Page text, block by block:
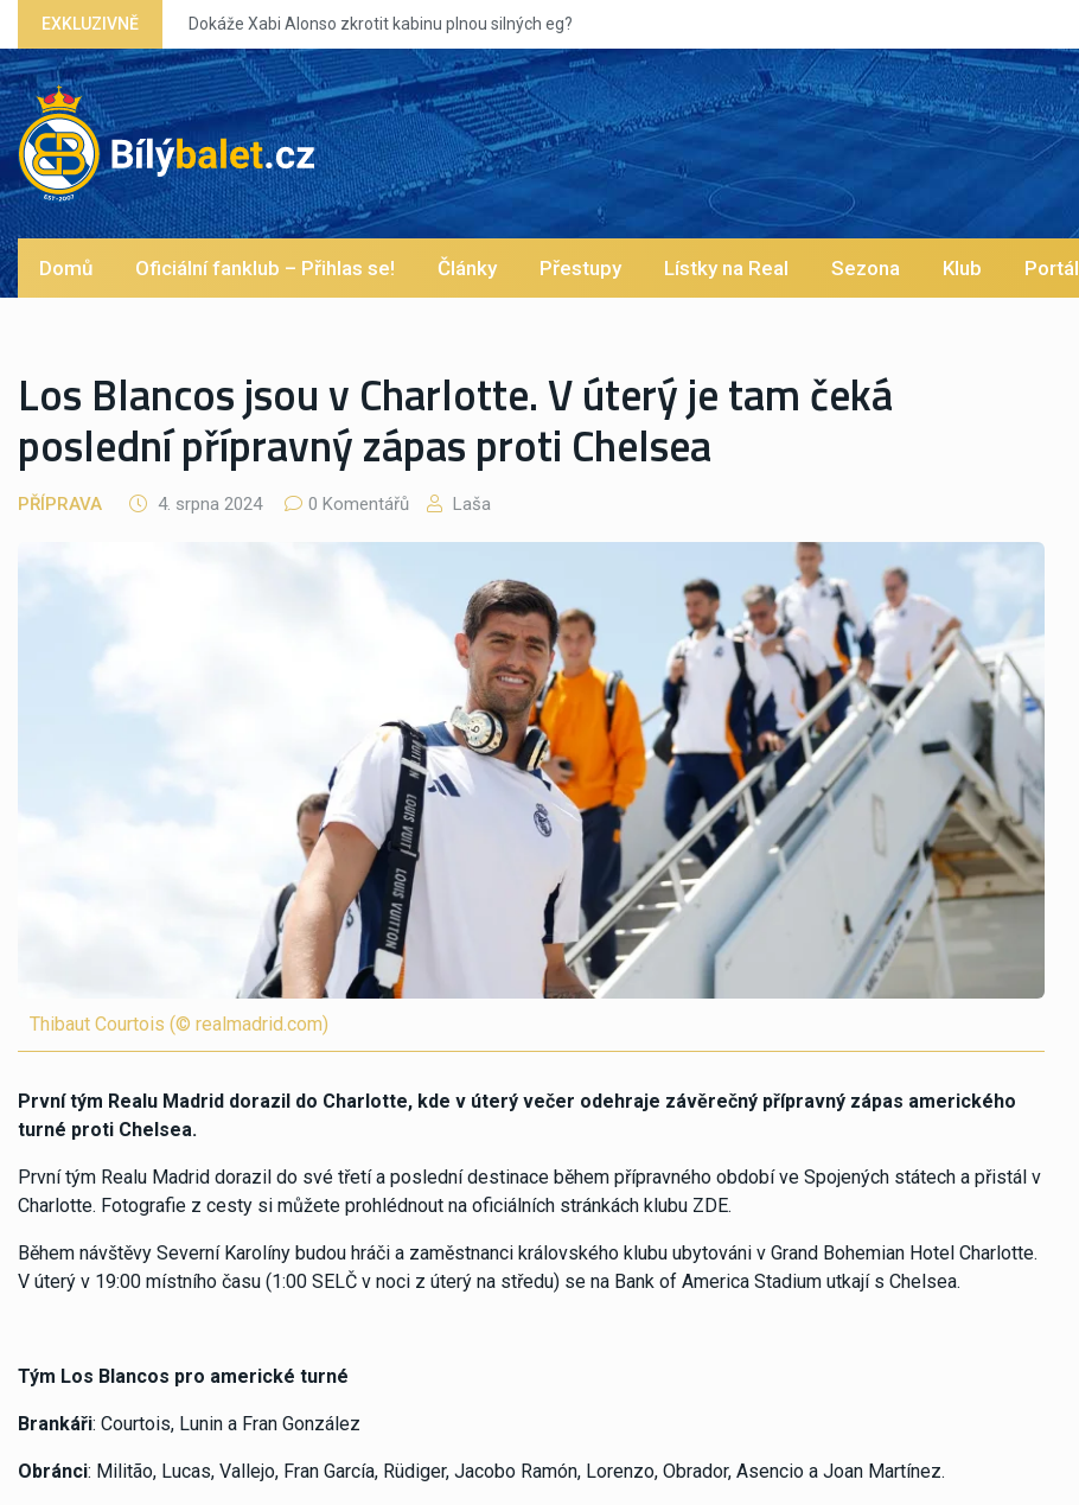
EXKLUZIVNĚDokáže Xabi Alonso zkrotit kabinu plnou silných eg?
Domů Oficiální fanklub – Přihlas se! Články Přestupy Lístky na Real Sezona Klub Portál
Los Blancos jsou v Charlotte. V úterý je tam čeká
poslední přípravný zápas proti Chelsea
PŘÍPRAVA 4. srpna 2024 0 Komentářů Laša
Thibaut Courtois (© realmadrid.com)
První tým Realu Madrid dorazil do Charlotte, kde v úterý večer odehraje závěrečný přípravný zápas amerického
turné proti Chelsea.
První tým Realu Madrid dorazil do své třetí a poslední destinace během přípravného období ve Spojených státech a přistál v
Charlotte. Fotografie z cesty si můžete prohlédnout na oficiálních stránkách klubu ZDE.
Během návštěvy Severní Karolíny budou hráči a zaměstnanci královského klubu ubytováni v Grand Bohemian Hotel Charlotte.
V úterý v 19:00 místního času (1:00 SELČ v noci z úterý na středu) se na Bank of America Stadium utkají s Chelsea.
Tým Los Blancos pro americké turné
Brankáři: Courtois, Lunin a Fran González
Obránci: Militão, Lucas, Vallejo, Fran García, Rüdiger, Jacobo Ramón, Lorenzo, Obrador, Asencio a Joan Martínez.